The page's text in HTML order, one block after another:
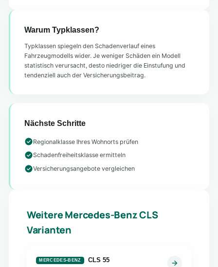
Warum Typklassen?
Typklassen spiegeln den Schadenverlauf eines
Fahrzeugmodells wider. Je weniger Schäden ein Modell
statistisch verursacht, desto niedriger die Einstufung und
tendenziell auch der Versicherungsbeitrag.
Nächste Schritte
Regionalklasse Ihres Wohnorts prüfen
Schadenfreiheitsklasse ermitteln
Versicherungsangebote vergleichen
Weitere Mercedes-Benz CLS
Varianten
MERCEDES-BENZ CLS 55